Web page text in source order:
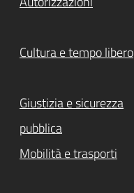
Cultura e tempo libero
Giustizia e sicurezza
pubblica
Mobilità e trasporti